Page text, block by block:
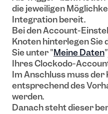
die jeweiligen
Integration bereit.
Bei den Account-
Knoten hinterlegen Sie
Sie unter "Meine Daten
Ihres Clockodo-
Im Anschluss muss der
entsprechend des
werden.
Danach steht dieser